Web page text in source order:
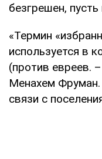
безгрешен,
«Термин
используется в
(против евреев.
Менахем Фруман.
связи с